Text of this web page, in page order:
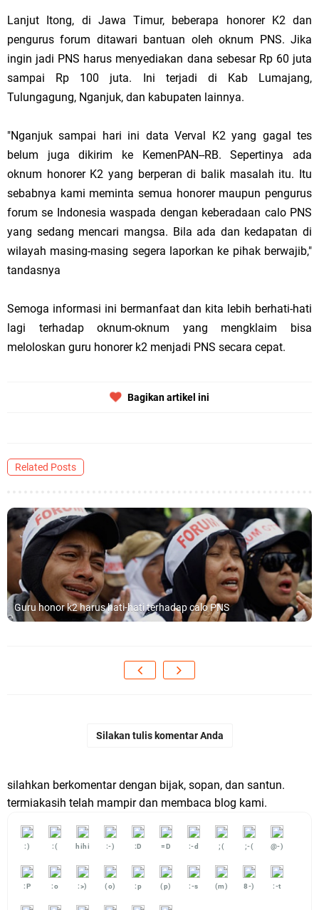
Lanjut Itong, di Jawa Timur, beberapa honorer K2 dan
pengurus forum ditawari bantuan oleh oknum PNS. Jika
ingin jadi PNS harus menyediakan dana sebesar Rp 60 juta
sampai Rp 100 juta. Ini terjadi di Kab Lumajang,
Tulungagung, Nganjuk, dan kabupaten lainnya.
"Nganjuk sampai hari ini data Verval K2 yang gagal tes
belum juga dikirim ke KemenPAN--RB. Sepertinya ada
oknum honorer K2 yang berperan di balik masalah itu. Itu
sebabnya kami meminta semua honorer maupun pengurus
forum se Indonesia waspada dengan keberadaan calo PNS
yang sedang mencari mangsa. Bila ada dan kedapatan di
wilayah masing-masing segera laporkan ke pihak berwajib,"
tandasnya
Semoga informasi ini bermanfaat dan kita lebih berhati-hati
lagi terhadap oknum-oknum yang mengklaim bisa
meloloskan guru honorer k2 menjadi PNS secara cepat.
Bagikan artikel ini
Related Posts
Guru honor k2 harus hati-hati terhadap calo PNS
Silakan tulis komentar Anda
silahkan berkomentar dengan bijak, sopan, dan santun.
termiakasih telah mampir dan membaca blog kami.
:) :( hihi :-) :D =D :-d ;( ;-( @-)
:P :o :>) (o) :p (p) :-s (m) 8-) :-t